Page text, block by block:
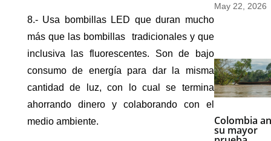
8.- Usa bombillas LED que duran mucho
más que las bombillas tradicionales y que
inclusiva las fluorescentes. Son de bajo
consumo de energía para dar la misma
cantidad de luz, con lo cual se termina
ahorrando dinero y colaborando con el
medio ambiente.
May 22, 2026
Colombia
su mayor